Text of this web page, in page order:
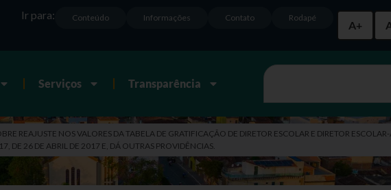
A+
Rodapé
Contato
Informações
Conteúdo
Ir para:
Serviços Transparência
REAJUSTE NOS VALORES DA TABELA DE GRATIFICAÇÃO DE DIRETOR ESCOLAR E DIRETOR
DE 26 DE ABRIL DE 2017 E, DÁ OUTRAS PROVIDÊNCIAS.